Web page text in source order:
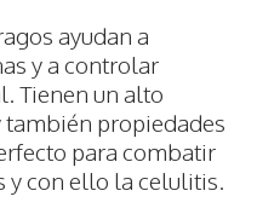
ayudan a
y a controlar
Tienen un alto
propiedades
para combatir
y con ello la celulitis.